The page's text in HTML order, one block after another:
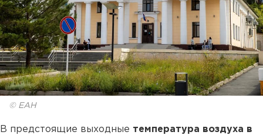
© ЕАН
В предстоящие выходные температура воздуха в